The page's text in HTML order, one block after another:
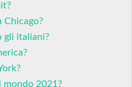
gli italiani?
mondo 2021?